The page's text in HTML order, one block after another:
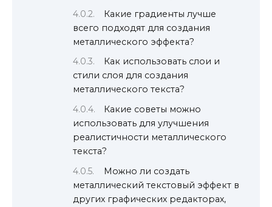
Какие градиенты лучше
всего подходят для создания
металлического эффекта?
Как использовать слои и
стили слоя для создания
металлического текста?
Какие советы можно
использовать для улучшения
реалистичности металлического
текста?
Можно ли создать
металлический текстовый эффект в
других графических редакторах,